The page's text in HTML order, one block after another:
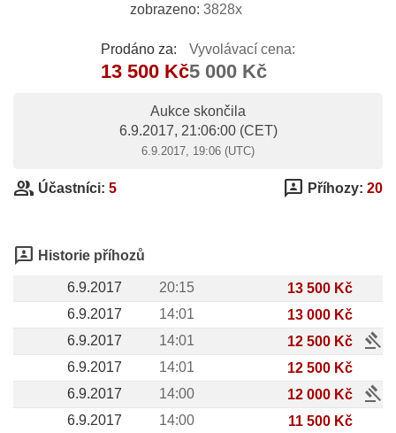
zobrazeno: 3828x
Prodáno za:
13 500 Kč
Vyvolávací cena:
5 000 Kč
Aukce skončila
6.9.2017, 21:06:00(CET)
6.9.2017, 19:06 (UTC)
group Účastníci: 5 3p Příhozy: 20
3p Historie příhozů
6.9.2017 20:15
13 500 Kč
6.9.2017
14:01
13 000 Kč
6.9.2017
14:01 12 500 Kč gavel
6.9.2017 14:01
12 500 Kč
6.9.2017
14:00 12 000 Kč gavel
6.9.2017 14:00
11 500 Kč